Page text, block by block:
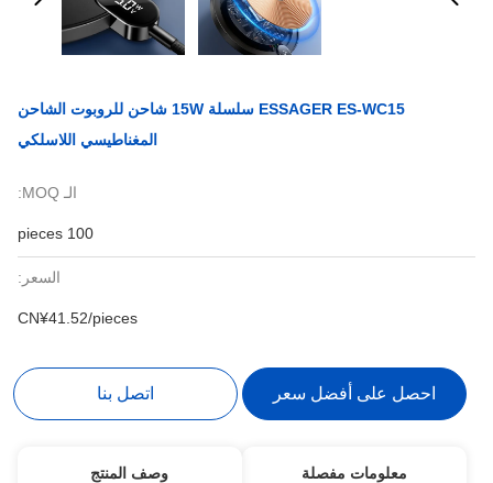
ESSAGER ES-WC15 سلسلة 15W شاحن للروبوت الشاحن
المغناطيسي اللاسلكي
الـ MOQ:
100 pieces
السعر:
CN¥41.52/pieces
احصل على أفضل سعر اتصل بنا
معلومات مفصلة وصف المنتج